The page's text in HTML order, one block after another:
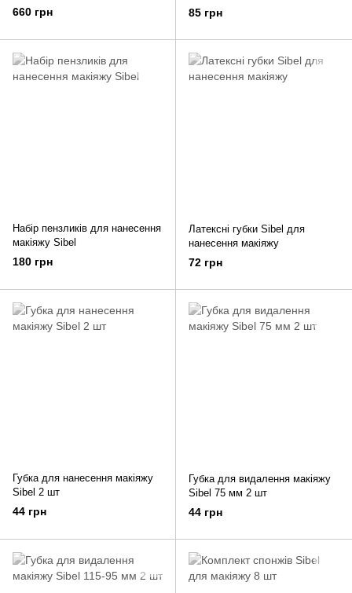
660 грн 85 грн
Набір пензликів для нанесення
макіяжу Sibel
180 грн
Латексні губки Sibel для
нанесення макіяжу
72 грн
Губка для нанесення макіяжу
Sibel 2 шт
44 грн
Губка для видалення макіяжу
Sibel 75 мм 2 шт
44 грн